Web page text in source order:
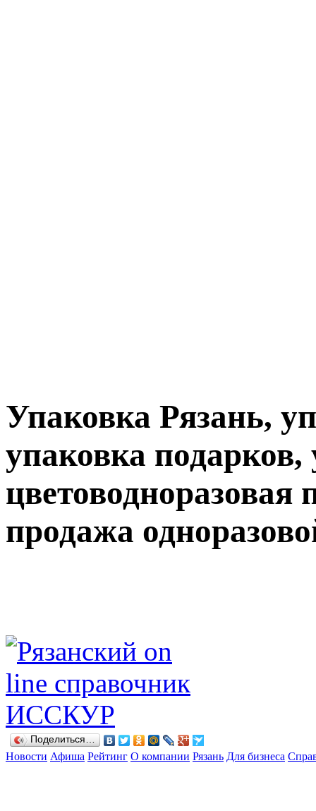
Упаковка Рязань,
упаковка подарков,
цветоводноразовая
продажа
Поделиться…
Новости Афиша Рейтинг О компании Рязань Для бизнеса